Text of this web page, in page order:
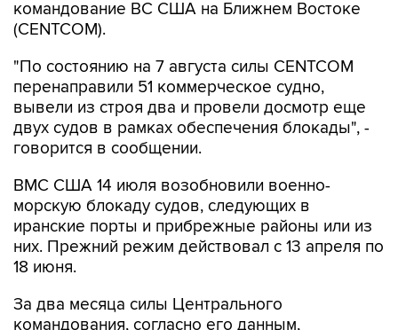
"По состоянию на 7 августа силы CENTCOM
вывели из строя два и провели досмотр еще
двух судов в рамках обеспечения блокады", -
говорится в сообщении.
ВМС США 14 июля возобновили военно-
иранские порты и прибрежные районы или из
них. Прежний режим действовал с 13 апреля по
18 июня.
За два месяца силы Центрального
перенаправили 142 судна, соблюдавших